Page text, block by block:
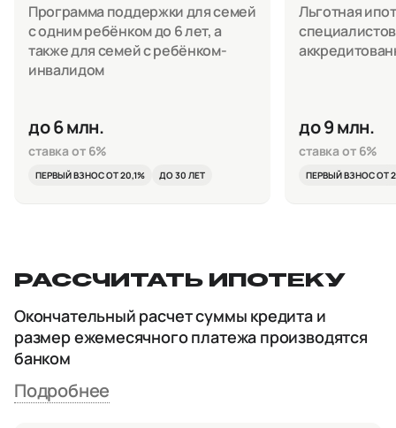
Программа поддержки для семей
с одним ребёнком до 6 лет, а
также для семей с ребёнком-
инвалидом
до 6 млн.
ставка от 6%
ПЕРВЫЙ ВЗНОС ОТ 20,1% ДО 30 ЛЕТ
Льготная
до 9 млн.
ставка от 6%
ПЕРВЫЙ ВЗНОС ОТ
РАССЧИТАТЬ ИПОТЕКУ
Окончательный расчет суммы кредита и
размер ежемесячного платежа производятся
банком
Подробнее